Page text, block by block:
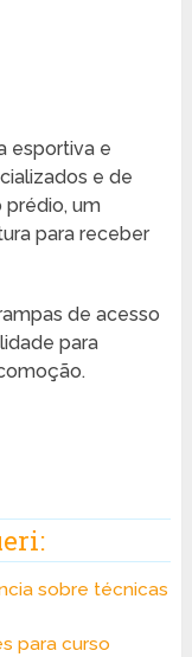
esportiva e
e de
prédio, um
para receber
de acesso
para
sobre técnicas
para curso